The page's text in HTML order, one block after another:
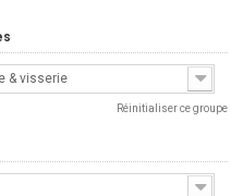
& visserie
Réinitialiser ce groupe